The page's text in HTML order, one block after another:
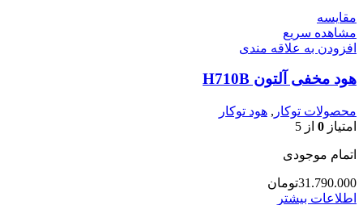
مقایسه
مشاهده سریع
افزودن به علاقه مندی
هود مخفی آلتون H710B
محصولات توکار , هود توکار
امتیاز 0 از 5
اتمام موجودی
31.790.000تومان
اطلاعات بیشتر